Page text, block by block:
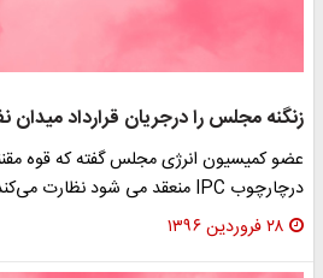
زنگنه مجلس را درجریان قرارداد میدان
عضو کمیسیون انرژی مجلس گفته که قوه
درچارچوب IPC منعقد می شود نظارت می‌کند.
۲۸ فروردین ۱۳۹۶